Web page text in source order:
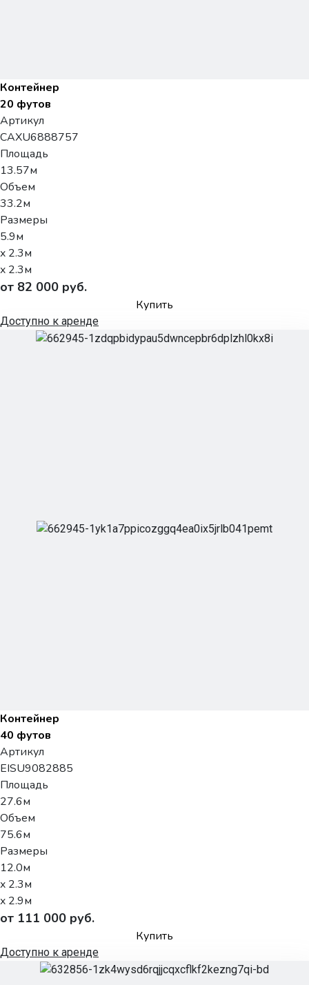
Контейнер
20 футов
Артикул
CAXU6888757
Площадь
13.57м
Объем
33.2м
Размеры
5.9м
x 2.3м
x 2.3м
от 82 000 руб.
Купить
Доступно к аренде
Контейнер
40 футов
Артикул
EISU9082885
Площадь
27.6м
Объем
75.6м
Размеры
12.0м
x 2.3м
x 2.9м
от 111 000 руб.
Купить
Доступно к аренде